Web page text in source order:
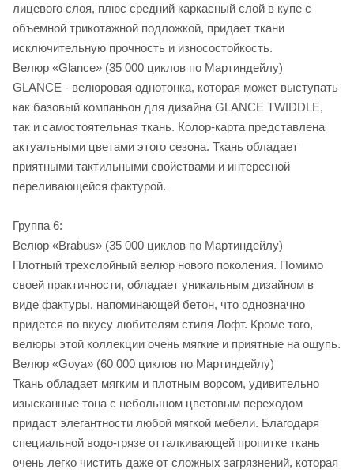
лицевого слоя, плюс средний каркасный слой в купе с
объемной трикотажной подложкой, придает ткани
исключительную прочность и износостойкость.
Велюр «Glance» (35 000 циклов по Мартиндейлу)
GLANCE - велюровая однотонка, которая может выступать
как базовый компаньон для дизайна GLANCE TWIDDLE,
так и самостоятельная ткань. Колор-карта представлена
актуальными цветами этого сезона. Ткань обладает
приятными тактильными свойствами и интересной
переливающейся фактурой.
Группа 6:
Велюр «Brabus» (35 000 циклов по Мартиндейлу)
Плотный трехслойный велюр нового поколения. Помимо
своей практичности, обладает уникальным дизайном в
виде фактуры, напоминающей бетон, что однозначно
придется по вкусу любителям стиля Лофт. Кроме того,
велюры этой коллекции очень мягкие и приятные на ощупь.
Велюр «Goya» (60 000 циклов по Мартиндейлу)
Ткань обладает мягким и плотным ворсом, удивительно
изысканные тона с небольшом цветовым переходом
придаст элегантности любой мягкой мебели. Благодаря
специальной водо-грязе отталкивающей пропитке ткань
очень легко чистить даже от сложных загрязнений, которая